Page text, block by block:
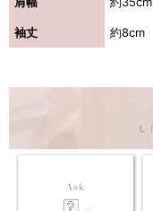
袖丈 約8cm